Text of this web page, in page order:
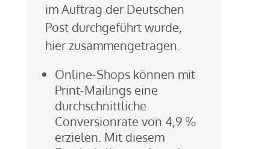
im Auftrag der Deutschen
Post durchgeführt wurde,
hier zusammengetragen.
Online-Shops können mit
Print-Mailings eine
durchschnittliche
Conversionrate von 4,9 %
erzielen. Mit diesem